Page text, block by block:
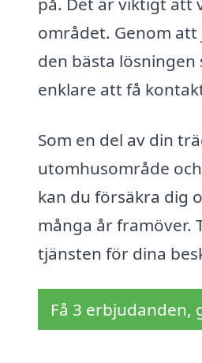
området. Genom
den bästa
enklare att få
Som en del av din
utomhusområde
kan du försäkra dig
många år framöver.
tjänsten för dina
Få 3